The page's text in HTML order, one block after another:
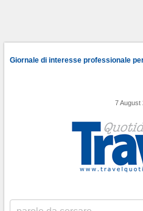
Giornale di interesse professionale
7 August